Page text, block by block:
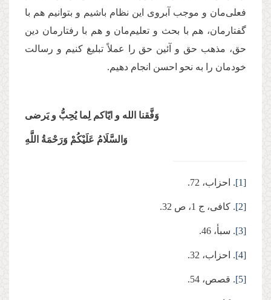
فعلی‌مان و موجب آبروی این نظام باشیم و بتوانیم هم با
گفتارمان، هم با بحث و تعلیم‌مان و هم با رفتارمان دین
حق، مذهب حق و آئین حق را عملاً تبلیغ کنیم و رسالت
خودمان را به نحو احسن انجام دهیم.
وَفَّقنا الله و ایّاکم لِما یُحِبُّ و یَرضی
وَالسَّلَامُ عَلَیْكُمْ وَرَحْمَةُ اللَّهِ
[1]. احزاب، 72.
[2]. کافی، ج 1، ص 32.
[3]. سبأ، 46.
[4]. احزاب، 32.
[5]. قصص، 54.